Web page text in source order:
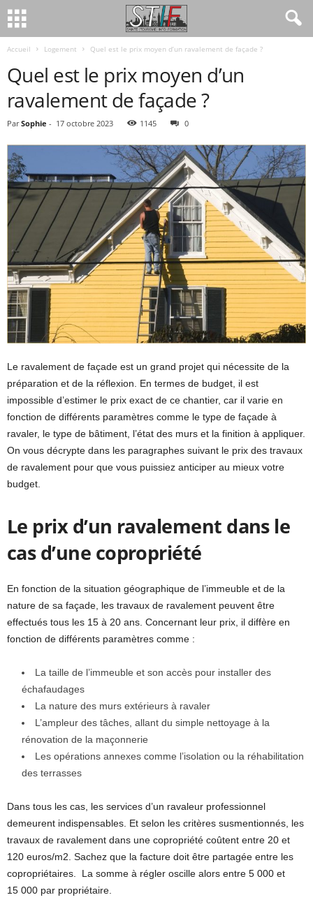
Accueil Logement Quel est le prix moyen d’un ravalement de façade ?
Quel est le prix moyen d’un
ravalement de façade ?
Par Sophie - 17 octobre 2023 1145 0
Le ravalement de façade est un grand projet qui nécessite de la
préparation et de la réflexion. En termes de budget, il est
impossible d’estimer le prix exact de ce chantier, car il varie en
fonction de différents paramètres comme le type de façade à
ravaler, le type de bâtiment, l’état des murs et la finition à appliquer.
On vous décrypte dans les paragraphes suivant le prix des travaux
de ravalement pour que vous puissiez anticiper au mieux votre
budget.
Le prix d’un ravalement dans le
cas d’une copropriété
En fonction de la situation géographique de l’immeuble et de la
nature de sa façade, les travaux de ravalement peuvent être
effectués tous les 15 à 20 ans. Concernant leur prix, il diffère en
fonction de différents paramètres comme :
La taille de l’immeuble et son accès pour installer des
échafaudages
La nature des murs extérieurs à ravaler
L’ampleur des tâches, allant du simple nettoyage à la
rénovation de la maçonnerie
Les opérations annexes comme l’isolation ou la réhabilitation
des terrasses
Dans tous les cas, les services d’un ravaleur professionnel
demeurent indispensables. Et selon les critères susmentionnés, les
travaux de ravalement dans une copropriété coûtent entre 20 et
120 euros/m2. Sachez que la facture doit être partagée entre les
copropriétaires. La somme à régler oscille alors entre 5 000 et
15 000 par propriétaire.